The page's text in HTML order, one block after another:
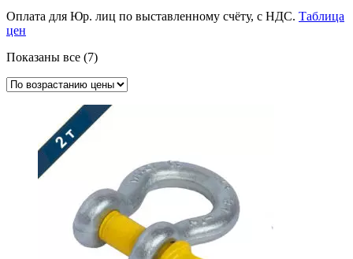
Оплата для Юр. лиц по выставленному счёту, с НДС. Таблица
цен
Показаны все (7)Цены:
возрастанию